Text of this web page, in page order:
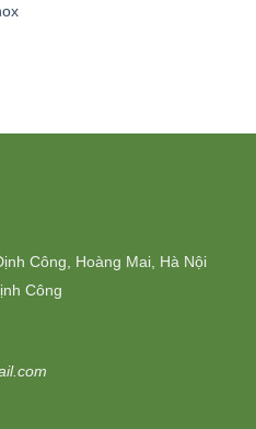
Công, Hoàng Mai, Hà Nội
Công